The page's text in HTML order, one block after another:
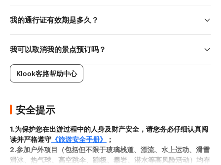
30天，提供90多种精心挑选的行程选择，满足每个人的需
求。登上帝国大厦顶楼，饱览无与伦比的城市美景；搭乘随上
随下观光巴士，以独特视角探索大苹果；骑自行车畅游中央公
园，或参观古根汉美术馆——这张通行证是您实现愿望清单、
同时节省荷包的完美选择。
行前须知
3个景点探索通行证 = 比单独购买最多可省下 US$63
5项景点弹性通票：比单独购买最多可省下US$146
7选景点弹性通票 = 相较於单独购买，最高可省下 US$281
我的通行证有效期是多久？
我可以取消我的景点预订吗？
Klook客路帮助中心
安全提示
1.为保护您在出游过程中的人身及财产安全，请您务必仔细认真阅
读并严格遵守 《旅游安全手册》
；
2.参加户外项目（包括但不限于玻璃栈道、漂流、水上运动、滑雪
滑冰、热气球、高空跳伞、蹦极、攀岩、潜水等高风险活动）均存